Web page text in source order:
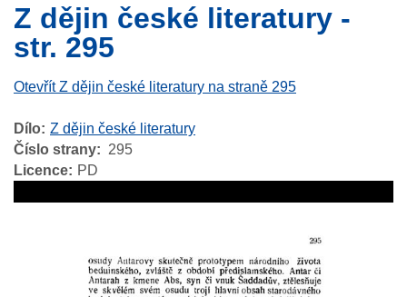
Z dějin české literatury -
str. 295
Otevřít Z dějin české literatury na straně 295
Dílo Z dějin české literatury
Číslo strany
295
Licence
PD